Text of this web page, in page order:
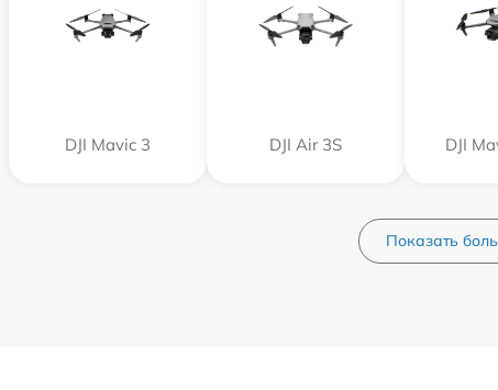
DJI Mavic 3 DJI Air 3S DJI
Показать